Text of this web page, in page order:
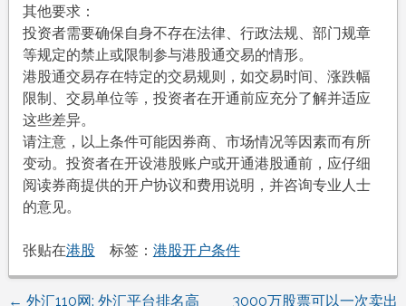
其他要求：
投资者需要确保自身不存在法律、行政法规、部门规章
等规定的禁止或限制参与港股通交易的情形。
港股通交易存在特定的交易规则，如交易时间、涨跌幅
限制、交易单位等，投资者在开通前应充分了解并适应
这些差异。
请注意，以上条件可能因券商、市场情况等因素而有所
变动。投资者在开设港股账户或开通港股通前，应仔细
阅读券商提供的开户协议和费用说明，并咨询专业人士
的意见。
张贴在港股 标签： 港股开户条件
← 外汇110网: 外汇平台排名高 3000万股票可以一次卖出